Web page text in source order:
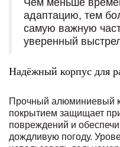
Чем меньше
адаптацию, тем
самую важную
уверенный
Надёжный корпус для
Прочный алюминиевый
покрытием защищает
повреждений и
дождливую погоду.